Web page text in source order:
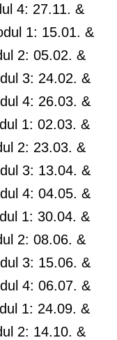
4: 27.11. &
1: 15.01. &
2: 05.02. &
3: 24.02. &
4: 26.03. &
1: 02.03. &
2: 23.03. &
3: 13.04. &
4: 04.05. &
1: 30.04. &
2: 08.06. &
3: 15.06. &
4: 06.07. &
1: 24.09. &
2: 14.10. &